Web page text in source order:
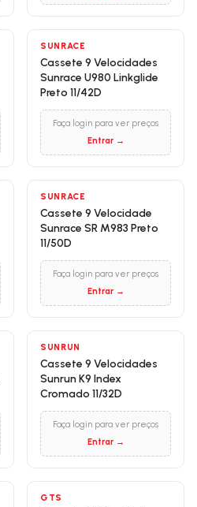
SUNRACE
Cassete 9 Velocidades
Sunrace U980 Linkglide
Preto 11/42D
Faça login para ver preços
Entrar →
SUNRACE
Cassete 9 Velocidade
Sunrace SR M983 Preto
11/50D
Faça login para ver preços
Entrar →
SUNRUN
Cassete 9 Velocidades
Sunrun K9 Index
Cromado 11/32D
Faça login para ver preços
Entrar →
GTS